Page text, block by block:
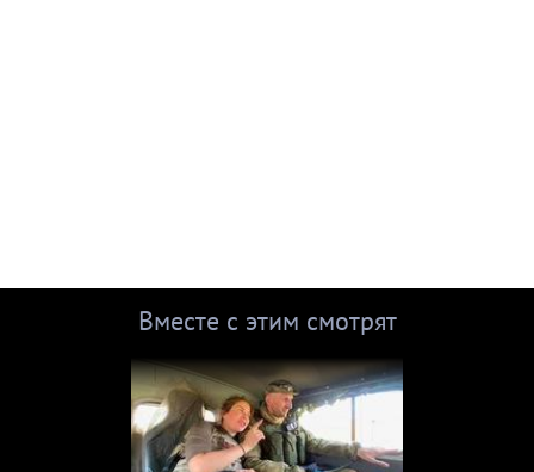
Вместе с этим смотрят